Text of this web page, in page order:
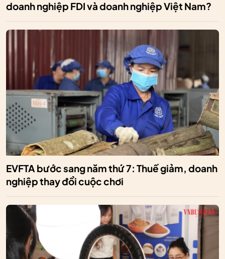
doanh nghiệp FDI và doanh nghiệp Việt Nam?
EVFTA bước sang năm thứ 7: Thuế giảm, doanh
nghiệp thay đổi cuộc chơi